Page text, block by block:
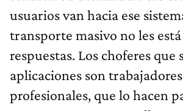
usuarios van hacia ese
transporte masivo no les
respuestas. Los choferes que
aplicaciones son
profesionales, que lo hacen